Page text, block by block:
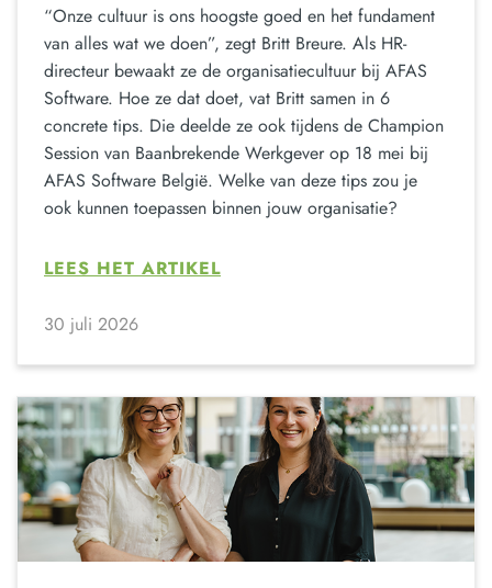
“Onze cultuur is ons hoogste goed en het fundament
van alles wat we doen”, zegt Britt Breure. Als HR-
directeur bewaakt ze de organisatiecultuur bij AFAS
Software. Hoe ze dat doet, vat Britt samen in 6
concrete tips. Die deelde ze ook tijdens de Champion
Session van Baanbrekende Werkgever op 18 mei bij
AFAS Software België. Welke van deze tips zou je
ook kunnen toepassen binnen jouw organisatie?
LEES HET ARTIKEL
30 juli 2026